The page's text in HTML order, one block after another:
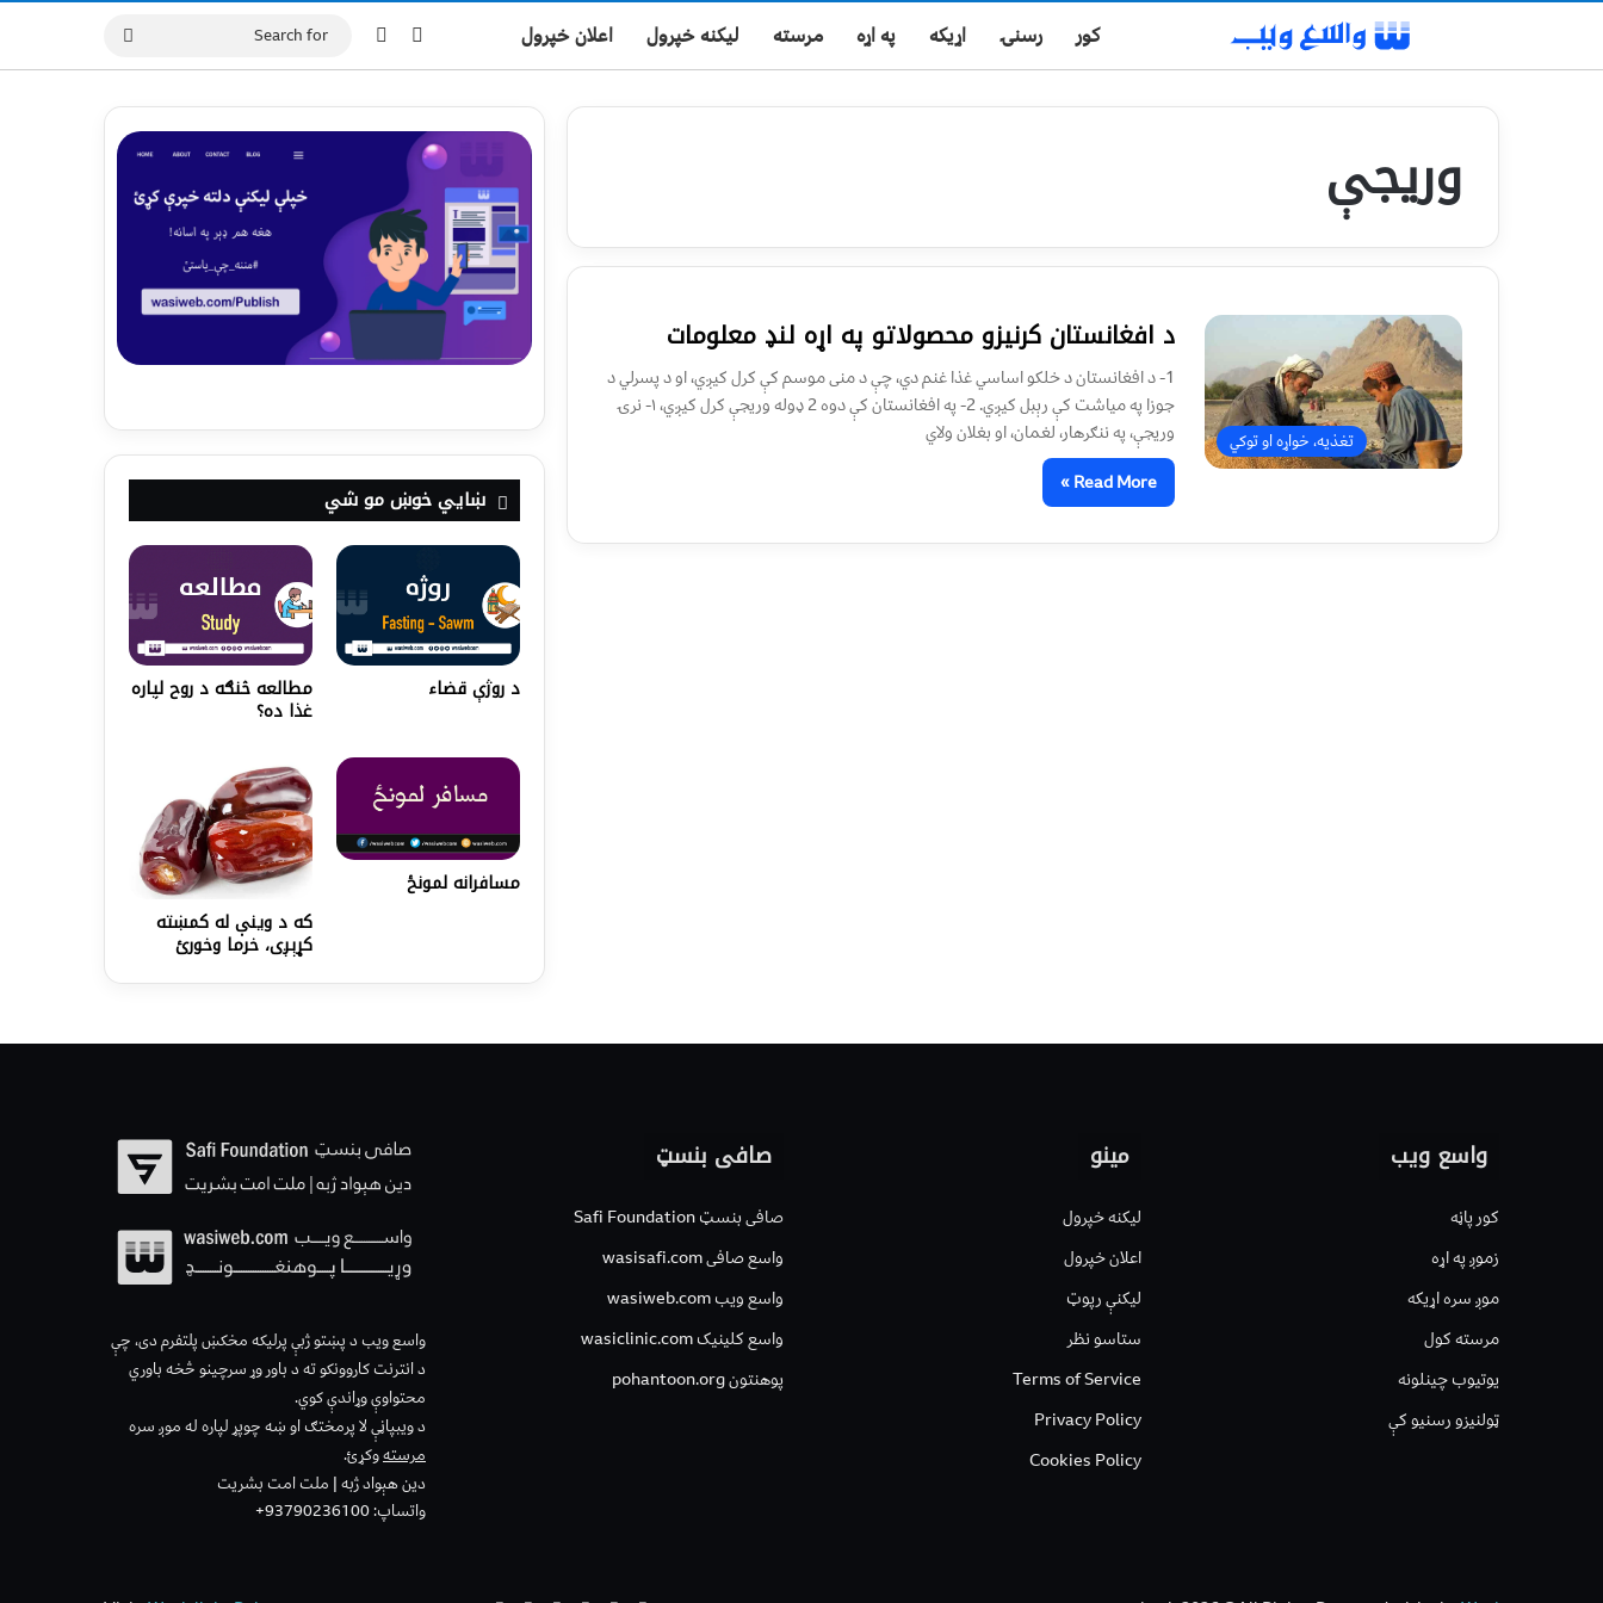
کور رسنۍ اړیکه په اړه مرسته لیکنه خپرول اعلان خپرول Log In
Switch skin
for
وريجې
تغذیه، خواړه او توکي
د افغانستان کرنيزو محصولاتو په اړه لنډ معلومات
1- د افغانستان د خلکو اساسي غذا غنم دي، چې د منی موسم کې کرل کيږي، او د پسرلي د
جوزا په مياشت کې رېبل کيږي. 2- په افغانستان کې دوه 2 ډوله وريجې کرل کيږي، ۱- نرۍ
وريجې، په ننګرهار، لغمان، او بغلان ولاي
Read More »
ښايي خوښ مو شي
د روژې قضاء مطالعه څنګه د روح لپاره
غذا ده؟
مسافرانه لمونځ
که د وینې له کمښته
کړېږی، خرما وخورئ
واسع ویب
کور پاڼه
زموږ په اړه
موږ سره اړیکه
مرسته کول
یوتیوب چینلونه
ټولنیزو رسنیو کې
مینو
لیکنه خپرول
اعلان خپرول
لیکنې رپوټ
ستاسو نظر
Terms of Service
Privacy Policy
Cookies Policy
صافی بنسټ
صافی بنسټ Safi Foundation
واسع صافی wasisafi.com
واسع ویب wasiweb.com
واسع کلینیک wasiclinic.com
پوهنتون pohantoon.org
واسع ویب د پښتو ژبې پرلیکه مخکښ پلتفرم دی، چې
د انترنت کاروونکو ته د باور وړ سرچینو څخه باوري
محتواوې وړاندې کوي.
د ویبپاڼې لا پرمختګ او ښه چوپړ لپاره له موږ سره
مرستهوکړئ.
دین هېواد ژبه | ملت امت بشریت
واتساپ: 93790236100+